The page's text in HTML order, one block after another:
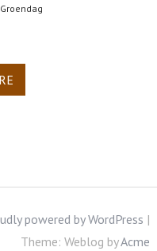
Groendag
powered by WordPress |
Theme: Weblog byAcme